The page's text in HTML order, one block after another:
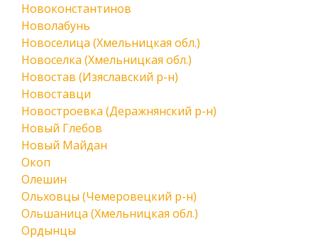
Новоконстантинов
Новолабунь
Новоселица (Хмельницкая обл.)
Новоселка (Хмельницкая обл.)
Новостав (Изяславский р-н)
Новоставци
Новостроевка (Деражнянский р-н)
Новый Глебов
Новый Майдан
Окоп
Олешин
Ольховцы (Чемеровецкий р-н)
Ольшаница (Хмельницкая обл.)
Ордынцы